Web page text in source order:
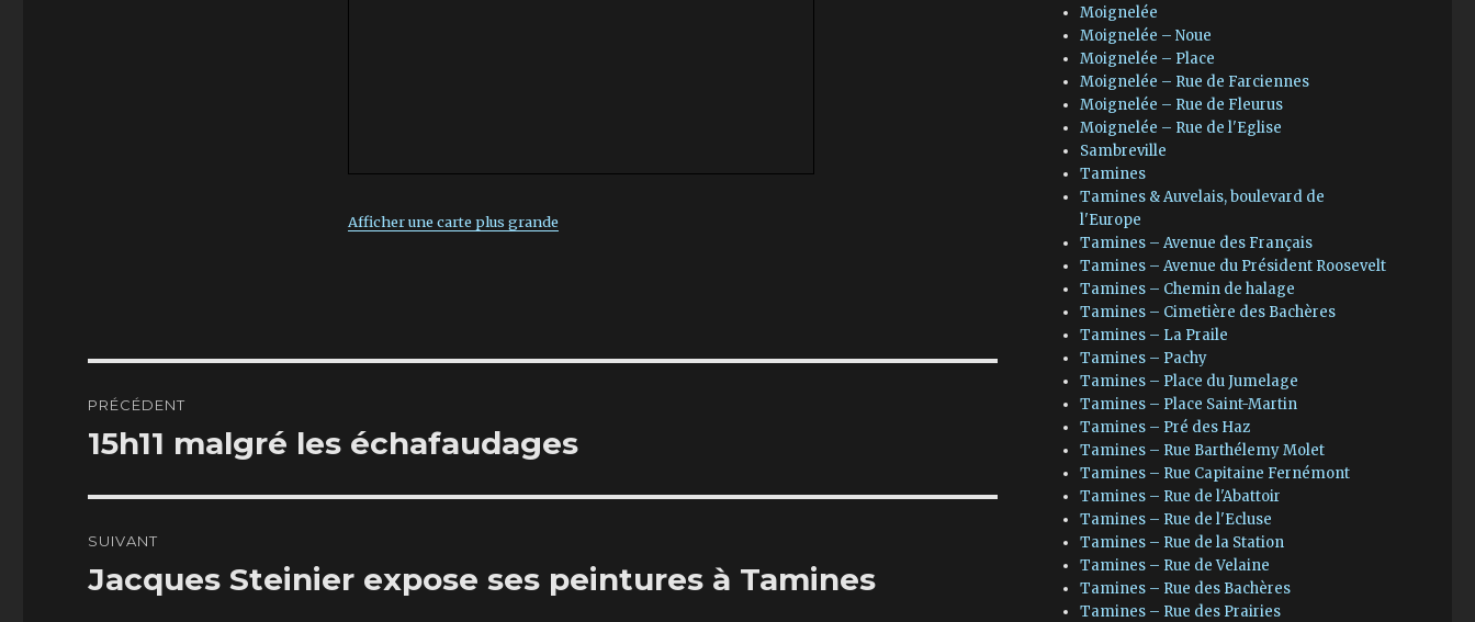
Afficher une carte plus grande
de
PRÉCÉDENT
Article
15h11 malgré les échafaudages
SUIVANT
Article
Jacques Steinier expose ses peintures à Tamines
Moignelée
Moignelée – Noue
Moignelée – Place
Moignelée – Rue de Farciennes
Moignelée – Rue de Fleurus
Moignelée – Rue de l'Eglise
Sambreville
Tamines
Tamines & Auvelais, boulevard de
l'Europe
Tamines – Avenue des Français
Tamines – Avenue du Président Roosevelt
Tamines – Chemin de halage
Tamines – Cimetière des Bachères
Tamines – La Praile
Tamines – Pachy
Tamines – Place du Jumelage
Tamines – Place Saint-Martin
Tamines – Pré des Haz
Tamines – Rue Barthélemy Molet
Tamines – Rue Capitaine Fernémont
Tamines – Rue de l'Abattoir
Tamines – Rue de l'Ecluse
Tamines – Rue de la Station
Tamines – Rue de Velaine
Tamines – Rue des Bachères
Tamines – Rue des Prairies